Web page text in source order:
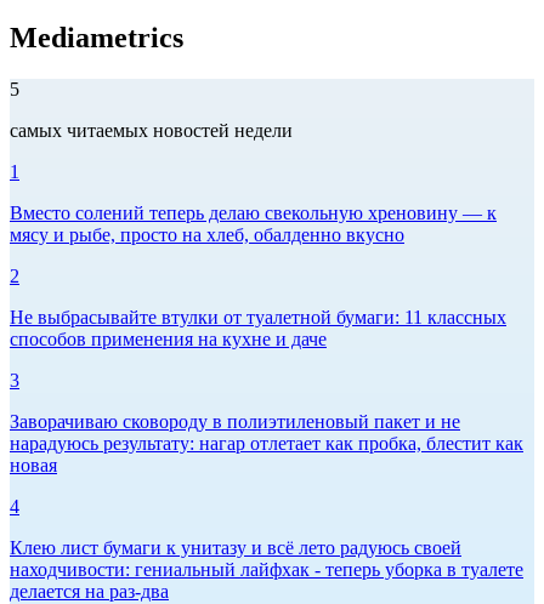
Mediametrics
5
самых читаемых новостей недели
1
Вместо солений теперь делаю свекольную хреновину — к
мясу и рыбе, просто на хлеб, обалденно вкусно
2
Не выбрасывайте втулки от туалетной бумаги: 11 классных
способов применения на кухне и даче
3
Заворачиваю сковороду в полиэтиленовый пакет и не
нарадуюсь результату: нагар отлетает как пробка, блестит как
новая
4
Клею лист бумаги к унитазу и всё лето радуюсь своей
находчивости: гениальный лайфхак - теперь уборка в туалете
делается на раз-два